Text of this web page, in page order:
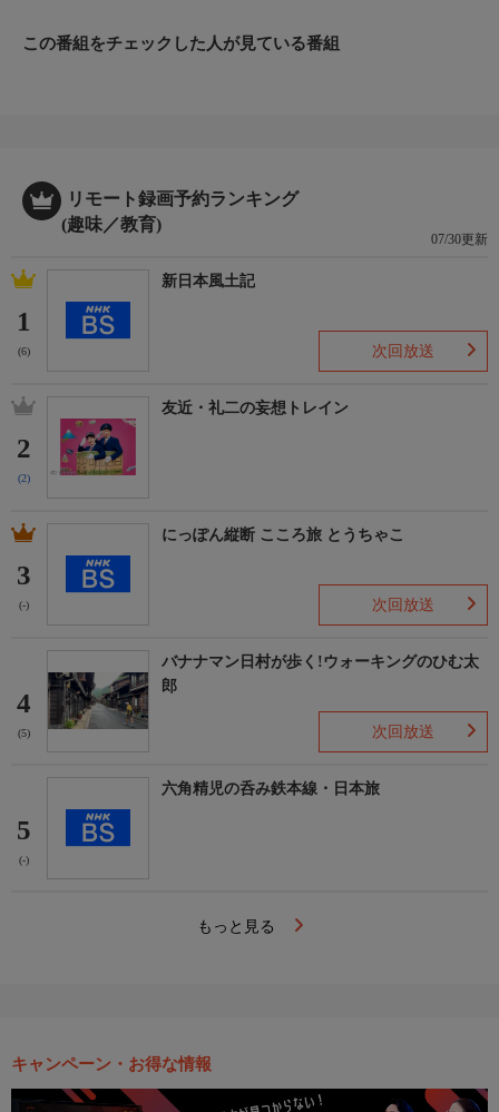
この番組をチェックした人が見ている番組
リモート録画予約ランキング
(趣味／教育)
07/30更新
1
(6)
新日本風土記
次回放送
2
(2)
友近・礼二の妄想トレイン
3
(-)
にっぽん縦断 こころ旅 とうちゃこ
次回放送
4
(5)
バナナマン日村が歩く!ウォーキングのひむ太
郎
次回放送
5
(-)
六角精児の呑み鉄本線・日本旅
もっと見る
キャンペーン・お得な情報